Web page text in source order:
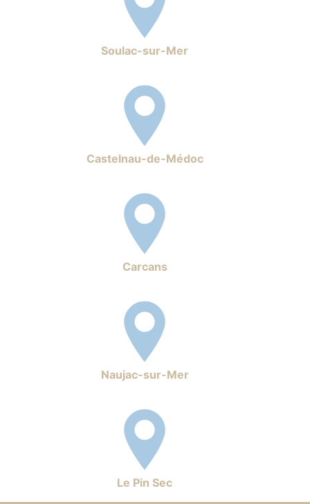
Soulac-sur-Mer
Castelnau-de-Médoc
Carcans
Naujac-sur-Mer
Le Pin Sec